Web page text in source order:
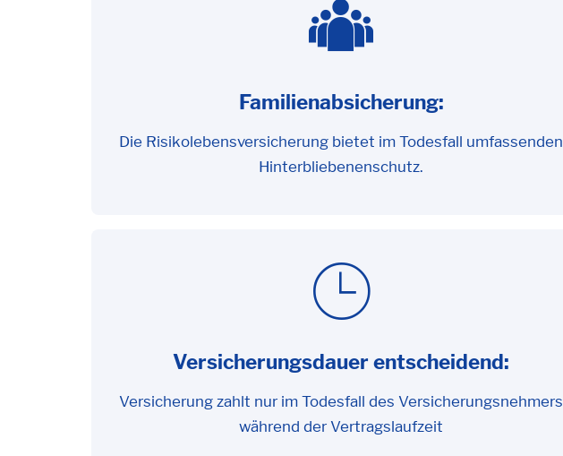
Familienabsicherung:
Die Risikolebensversicherung bietet im Todesfall umfassenden
Hinterbliebenenschutz.
Versicherungsdauer entscheidend:
Versicherung zahlt nur im Todesfall des Versicherungsnehmers
während der Vertragslaufzeit